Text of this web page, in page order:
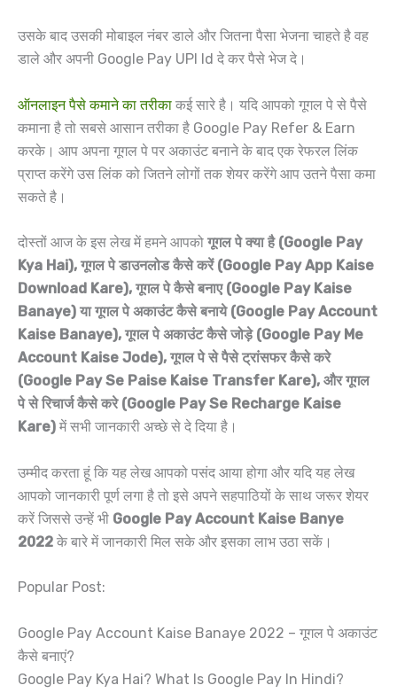
उसके बाद उसकी मोबाइल नंबर डाले और जितना पैसा भेजना चाहते है वह
डाले और अपनी Google Pay UPI Id दे कर पैसे भेज दे।
ऑनलाइन पैसे कमाने का तरीका कई सारे है। यदि आपको गूगल पे से पैसे
कमाना है तो सबसे आसान तरीका है Google Pay Refer & Earn
करके। आप अपना गूगल पे पर अकाउंट बनाने के बाद एक रेफरल लिंक
प्राप्त करेंगे उस लिंक को जितने लोगों तक शेयर करेंगे आप उतने पैसा कमा
सकते है।
दोस्तों आज के इस लेख में हमने आपको गूगल पे क्या है (Google Pay
Kya Hai), गूगल पे डाउनलोड कैसे करें (Google Pay App Kaise
Download Kare), गूगल पे कैसे बनाए (Google Pay Kaise
Banaye) यागूगल पे अकाउंट कैसे बनाये (Google Pay Account
Kaise Banaye), गूगल पे अकाउंट कैसे जोड़े (Google Pay Me
Account Kaise Jode), गूगल पे से पैसे ट्रांसफर कैसे करे
(Google Pay Se Paise Kaise Transfer Kare), और गूगल
पे से रिचार्ज कैसे करे (Google Pay Se Recharge Kaise
Kare) में सभी जानकारी अच्छे से दे दिया है।
उम्मीद करता हूं कि यह लेख आपको पसंद आया होगा और यदि यह लेख
आपको जानकारी पूर्ण लगा है तो इसे अपने सहपाठियों के साथ जरूर शेयर
करें जिससे उन्हें भी Google Pay Account Kaise Banye
2022 के बारे में जानकारी मिल सके और इसका लाभ उठा सकें।
Popular Post:
Google Pay Account Kaise Banaye 2022 – गूगल पे अकाउंट
कैसे बनाएं?
Google Pay Kya Hai? What Is Google Pay In Hindi?